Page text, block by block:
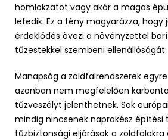
homlokzatot vagy akár a magas
lefedik. Ez a tény magyarázza,
érdeklődés övezi a növényzettel
tűzestekkel szembeni ellenállóságát.
Manapság a zöldfalrendszerek
azonban nem megfelelően
tűzveszélyt jelenthetnek. Sok
mindig nincsenek naprakész építési
tűzbiztonsági eljárások a